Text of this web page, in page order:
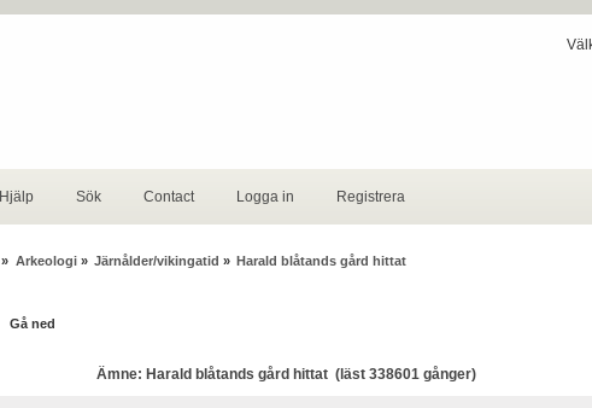
Hjälp Sök Contact Logga in Registrera
» Arkeologi» Järnålder/vikingatid » Harald blåtands gård hittat
Gå ned
Ämne: Harald blåtands gård hittat (läst 338601 gånger)